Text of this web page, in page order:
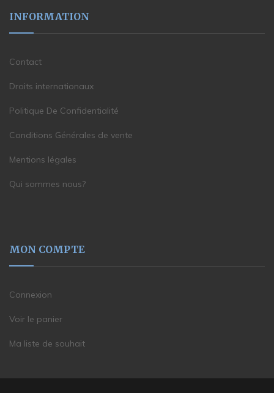
INFORMATION
Contact
Droits internationaux
Politique De Confidentialité
Conditions Générales de vente
Mentions légales
Qui sommes nous?
MON COMPTE
Connexion
Voir le panier
Ma liste de souhait